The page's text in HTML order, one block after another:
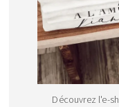
Découvrez l'e-